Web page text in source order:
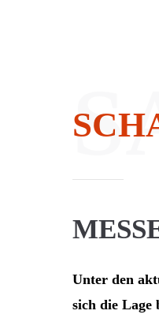
Unter den
sich die Lage